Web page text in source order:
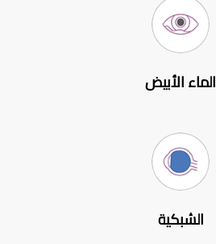
الماء الأبيض
الشبكية